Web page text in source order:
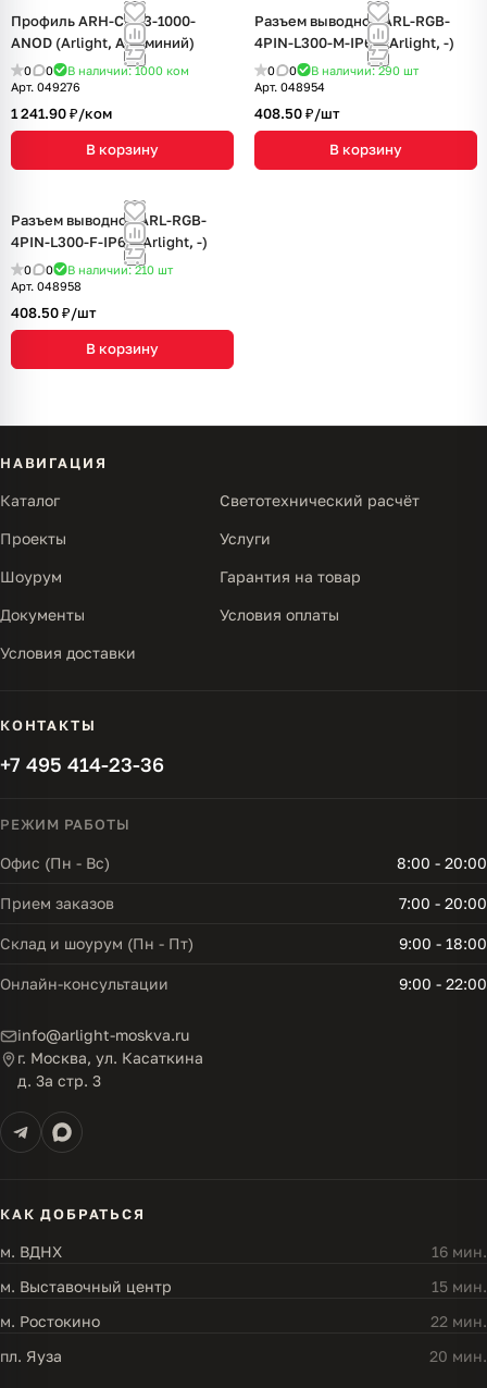
Профиль ARH-CH23-1000-
ANOD (Arlight, Алюминий)
0 0 В наличии: 1000 ком
Арт. 049276
1 241.90 ₽/ком
В корзину
Разъем выводной ARL-RGB-
4PIN-L300-M-IP67 (Arlight, -)
0 0 В наличии: 290 шт
Арт. 048954
408.50 ₽/шт
В корзину
Разъем выводной ARL-RGB-
4PIN-L300-F-IP67 (Arlight, -)
0 0 В наличии: 210 шт
Арт. 048958
408.50 ₽/шт
В корзину
НАВИГАЦИЯ
Каталог Светотехнический расчёт
Проекты Услуги
Шоурум Гарантия на товар
Документы Условия оплаты
Условия доставки
КОНТАКТЫ
+7 495 414-23-36
РЕЖИМ РАБОТЫ
Офис (Пн - Вс) 8:00 - 20:00
Прием заказов 7:00 - 20:00
Склад и шоурум (Пн - Пт) 9:00 - 18:00
Онлайн-консультации 9:00 - 22:00
info@arlight-moskva.ru
г. Москва, ул. Касаткина
д. 3а стр. 3
КАК ДОБРАТЬСЯ
м. ВДНХ
16 мин.
м. Выставочный центр
15 мин.
м. Ростокино
22 мин.
пл. Яуза
20 мин.